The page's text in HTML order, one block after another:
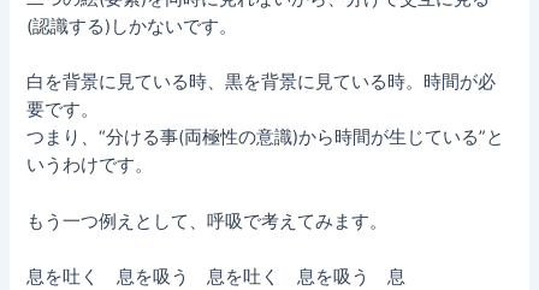
(認識する)しかないです。
白を背景に見ている時、黒を背景に見ている時。時間が必
要です。
つまり、“分ける事(両極性の意識)から時間が生じている”と
いうわけです。
もう一つ例えとして、呼吸で考えてみます。
息を吐く 息を吸う 息を吐く 息を吸う 息